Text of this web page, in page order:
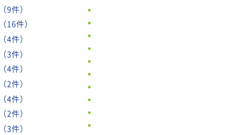
9件）
16件）
4件）
3件）
4件）
2件）
4件）
2件）
3件）